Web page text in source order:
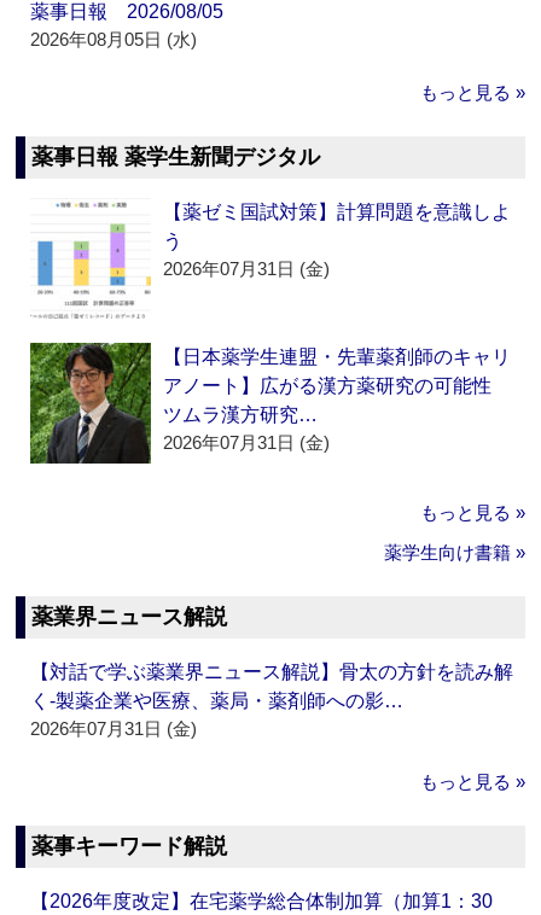
薬事日報 2026/08/05
2026年08月05日 (水)
もっと見る »
薬事日報 薬学生新聞デジタル
【薬ゼミ国試対策】計算問題を意識しよ
う
2026年07月31日 (金)
【日本薬学生連盟・先輩薬剤師のキャリ
アノート】広がる漢方薬研究の可能性
ツムラ漢方研究…
2026年07月31日 (金)
もっと見る »
薬学生向け書籍 »
薬業界ニュース解説
【対話で学ぶ薬業界ニュース解説】骨太の方針を読み解
く‐製薬企業や医療、薬局・薬剤師への影…
2026年07月31日 (金)
もっと見る »
薬事キーワード解説
【2026年度改定】在宅薬学総合体制加算（加算1：30